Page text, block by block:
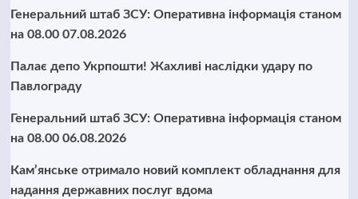
Генеральний штаб ЗСУ: Оперативна інформація станом
на 08.00 07.08.2026
Палає депо Укрпошти! Жахливі наслідки удару по
Павлограду
Генеральний штаб ЗСУ: Оперативна інформація станом
на 08.00 06.08.2026
Кам’янське отримало новий комплект обладнання для
надання державних послуг вдома